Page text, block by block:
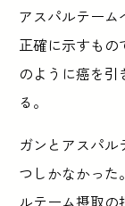
アスパルテーム
正確に示すもの
のように癌を
る。
ガンとアスパ
つしかなかっ
ルテーム摂取の